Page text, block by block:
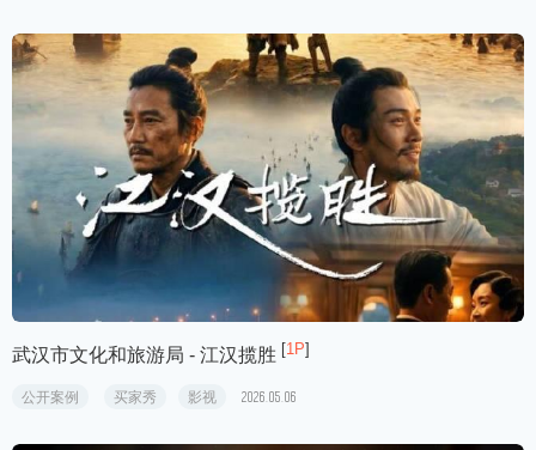
武汉市文化和旅游局 - 江汉揽胜 [1P]
公开案例 买家秀 影视 2026.05.06